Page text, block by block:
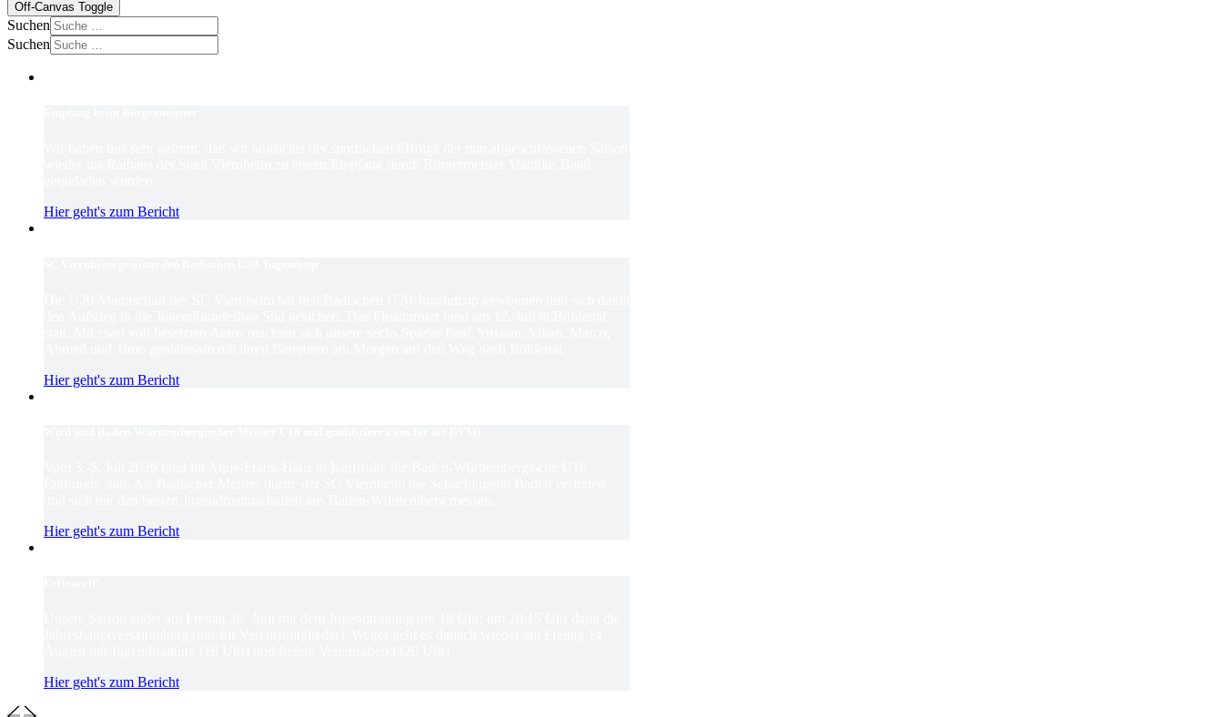
Off-Canvas Toggle
Suchen
Suchen
Hier geht's zum Bericht
Hier geht's zum Bericht
Hier geht's zum Bericht
Hier geht's zum Bericht